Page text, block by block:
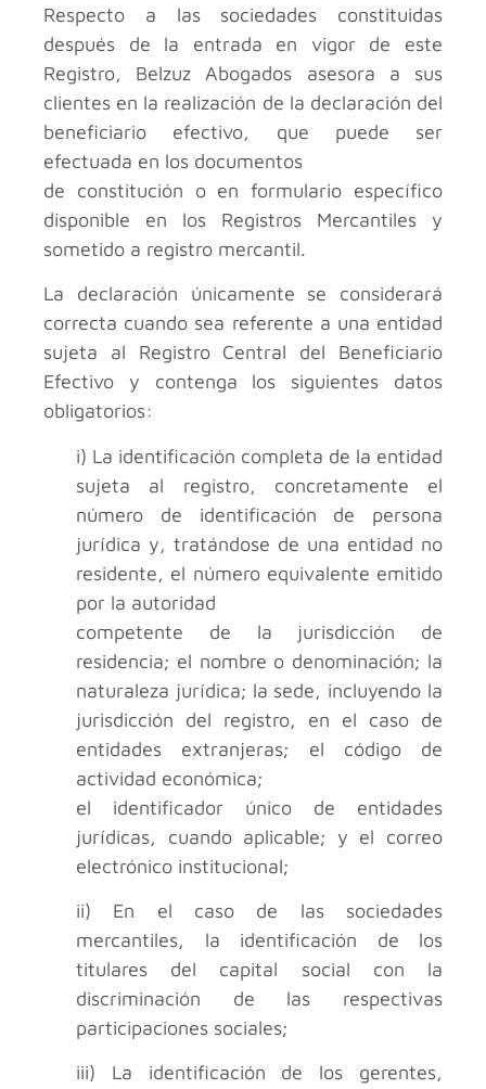
Respecto a las sociedades constituidas
después de la entrada en vigor de este
Registro, Belzuz Abogados asesora a sus
clientes en la realización de la declaración del
beneficiario efectivo, que puede ser
efectuada en los documentos
de constitución o en formulario específico
disponible en los Registros Mercantiles y
sometido a registro mercantil.
La declaración únicamente se considerará
correcta cuando sea referente a una entidad
sujeta al Registro Central del Beneficiario
Efectivo y contenga los siguientes datos
obligatorios:
i) La identificación completa de la entidad
sujeta al registro, concretamente el
número de identificación de persona
jurídica y, tratándose de una entidad no
residente, el número equivalente emitido
por la autoridad
competente de la jurisdicción de
residencia; el nombre o denominación; la
naturaleza jurídica; la sede, incluyendo la
jurisdicción del registro, en el caso de
entidades extranjeras; el código de
actividad económica;
el identificador único de entidades
jurídicas, cuando aplicable; y el correo
electrónico institucional;
ii) En el caso de las sociedades
mercantiles, la identificación de los
titulares del capital social con la
discriminación de las respectivas
participaciones sociales;
iii) La identificación de los gerentes,